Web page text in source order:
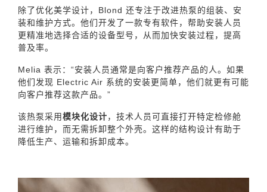
除了优化美学设计，Blond 还专注于改进热泵的组装、安
装和维护方式。他们开发了一款专有软件，帮助安装人员
更精准地选择合适的设备型号，从而加快安装过程，提高
普及率。
Melia 表示：“安装人员通常是向客户推荐产品的人。如果
他们发现 Electric Air 系统的安装更简单，他们就更有可能
向客户推荐这款产品。”
该热泵采用模块化设计，技术人员可直接打开特定检修舱
进行维护，而无需拆卸整个外壳。这样的结构设计有助于
降低生产、运输和拆卸成本。